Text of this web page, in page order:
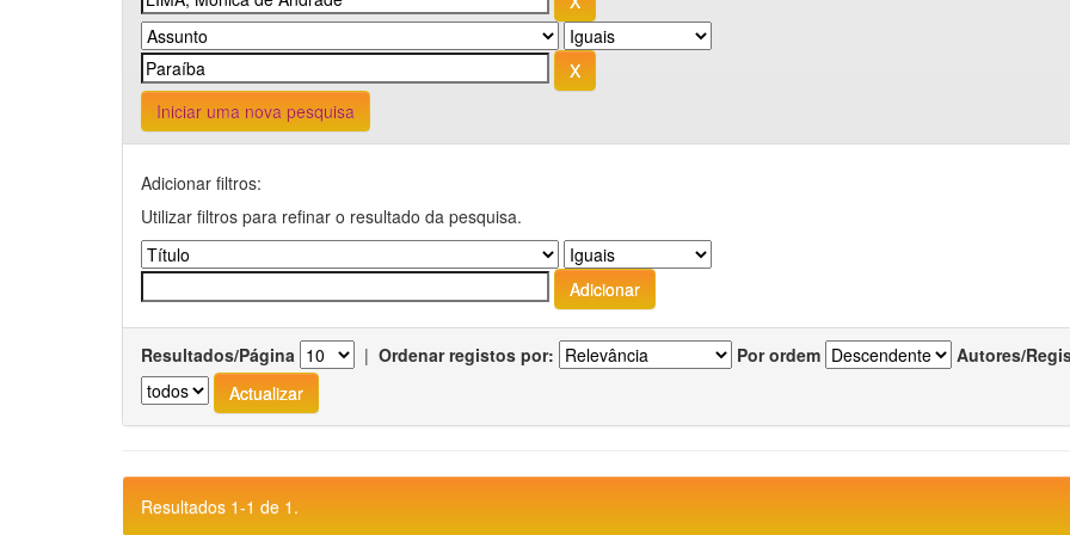
Iniciar uma nova pesquisa
Adicionar filtros:
Utilizar filtros para refinar o resultado da pesquisa.
Resultados/Página | Ordenar registos por: Por ordem Autores/
Resultados 1-1 de 1.